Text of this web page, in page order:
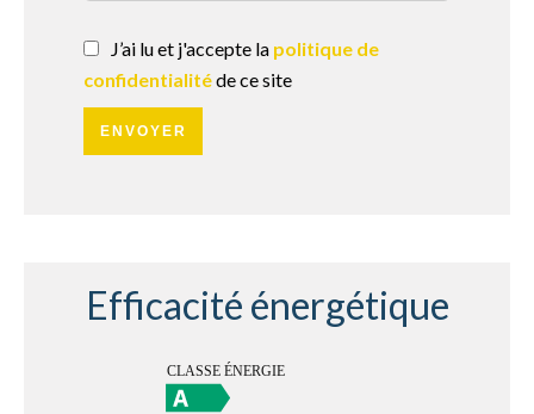
J’ai lu et j'accepte la politique de
confidentialitéde ce site
ENVOYER
Efficacité énergétique